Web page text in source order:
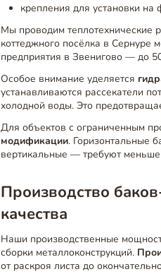
крепления для установки
Мы проводим теплотехнические
коттеджного посёлка в Сернуре
предприятия в Звенигово — до
Особое внимание уделяется
устанавливаются рассекатели
холодной воды. Это
Для объектов с ограниченным
модификации. Горизонтальные
вертикальные — требуют
Производство
качества
Наши производственные
сборки металлоконструкций.
от раскроя листа до